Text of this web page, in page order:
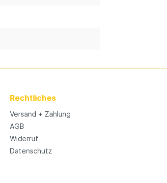
Rechtliches
Versand + Zahlung
AGB
Widerruf
Datenschutz